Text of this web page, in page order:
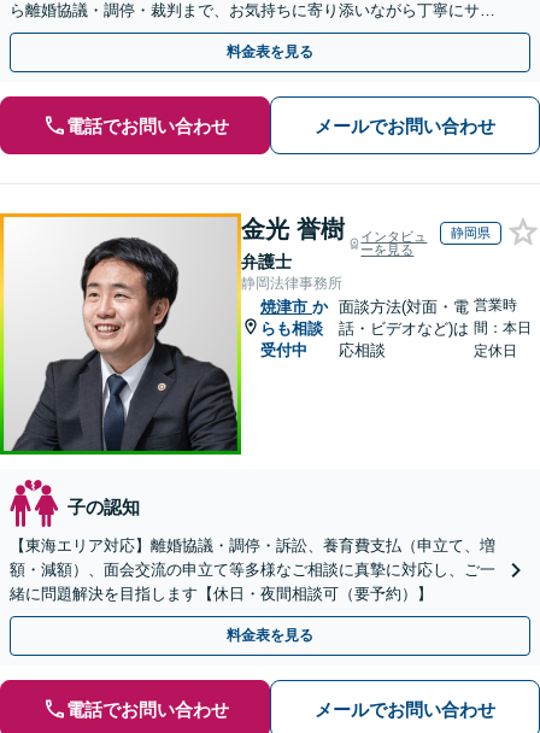
ら離婚協議・調停・裁判まで、お気持ちに寄り添いながら丁寧にサポ
ートいたします。
料金表を見る
電話でお問い合わせ メールでお問い合わせ
金光 誉樹
弁護士
インタビュ
ーを見る
静岡県
静岡法律事務所
焼津市 か
らも相談
受付中
面談方法(対面・電
話・ビデオなど)は
応相談
営業時
間：本日
定休日
子の認知
【東海エリア対応】離婚協議・調停・訴訟、養育費支払（申立て、増
額・減額）、面会交流の申立て等多様なご相談に真摯に対応し、ご一
緒に問題解決を目指します【休日・夜間相談可（要予約）】
料金表を見る
電話でお問い合わせ メールでお問い合わせ